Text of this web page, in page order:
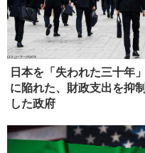
日本を「失われた三十年」
に陥れた、財政支出を抑制
した政府